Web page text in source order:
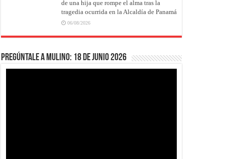
de una hija que rompe el alma tras la
tragedia ocurrida en la Alcaldía de Panamá
06/08/2026
Pregúntale a Mulino: 18 de junio 2026